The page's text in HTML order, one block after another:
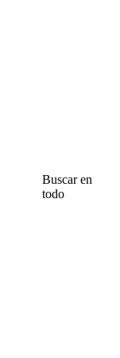
Buscar en
todo